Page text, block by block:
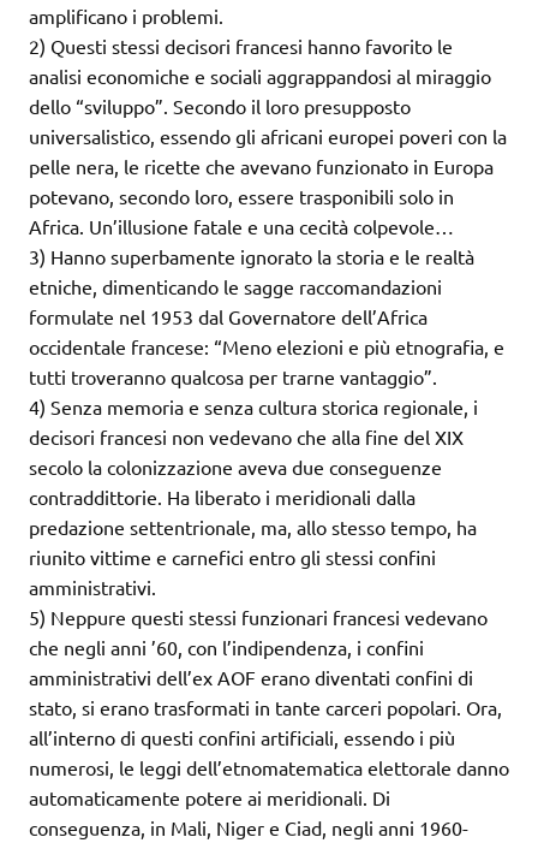
amplificano i problemi.
2) Questi stessi decisori francesi hanno favorito le
analisi economiche e sociali aggrappandosi al miraggio
dello “sviluppo”. Secondo il loro presupposto
universalistico, essendo gli africani europei poveri con la
pelle nera, le ricette che avevano funzionato in Europa
potevano, secondo loro, essere trasponibili solo in
Africa. Un’illusione fatale e una cecità colpevole…
3) Hanno superbamente ignorato la storia e le realtà
etniche, dimenticando le sagge raccomandazioni
formulate nel 1953 dal Governatore dell’Africa
occidentale francese: “Meno elezioni e più etnografia, e
tutti troveranno qualcosa per trarne vantaggio”.
4) Senza memoria e senza cultura storica regionale, i
decisori francesi non vedevano che alla fine del XIX
secolo la colonizzazione aveva due conseguenze
contraddittorie. Ha liberato i meridionali dalla
predazione settentrionale, ma, allo stesso tempo, ha
riunito vittime e carnefici entro gli stessi confini
amministrativi.
5) Neppure questi stessi funzionari francesi vedevano
che negli anni ’60, con l’indipendenza, i confini
amministrativi dell’ex AOF erano diventati confini di
stato, si erano trasformati in tante carceri popolari. Ora,
all’interno di questi confini artificiali, essendo i più
numerosi, le leggi dell’etnomatematica elettorale danno
automaticamente potere ai meridionali. Di
conseguenza, in Mali, Niger e Ciad, negli anni 1960-